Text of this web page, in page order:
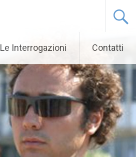
Le Interrogazioni Contatti